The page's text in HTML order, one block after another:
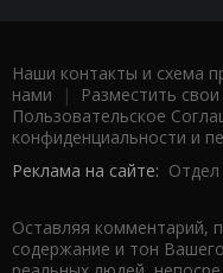
Наши контакты и схема
нами | Разместить
Пользовательское
конфиденциальности и
Реклама на сайте:
Оставляя комментарий,
содержание и тон